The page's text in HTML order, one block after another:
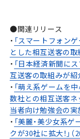
●関連リリース
・ 「スマートフォン
とした相互送客の取
・ 「日本経済新聞に
互送客の取組みが紹
・ 「萌え系ゲームを
数社との相互送客
当者向け勉強会の実
・ 「美麗・美少女系
クが30社に拡大！」